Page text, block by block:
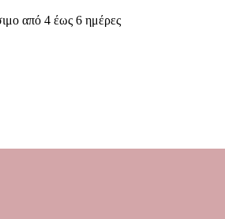
από 4 έως 6 ημέρες